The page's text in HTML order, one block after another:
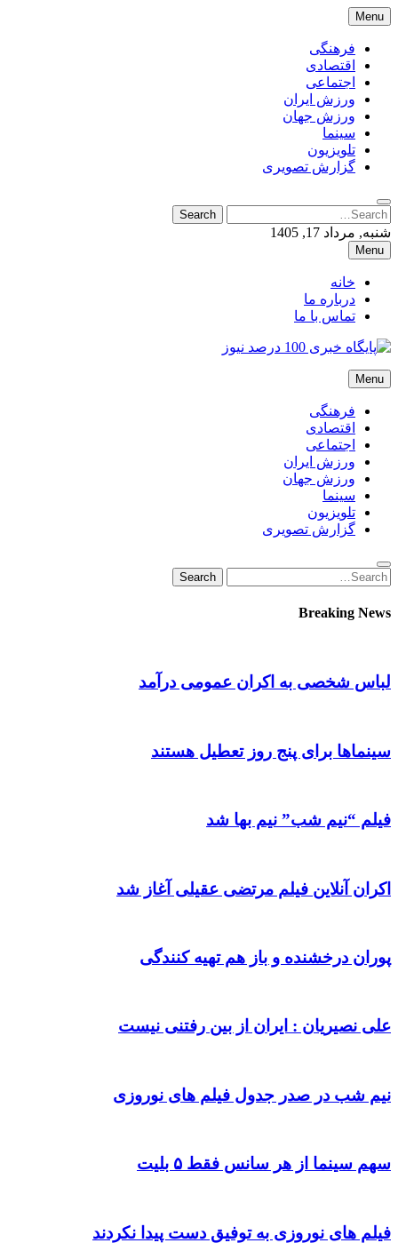
Skip
to
content
Menu
فرهنگی
اقتصادی
اجتماعی
ورزش ایران
ورزش جهان
سینما
تلویزیون
گزارش تصویری
Search
for:
Search
شنبه, مرداد 17, 1405
Menu
خانه
درباره ما
تماس با ما
پایگاه خبری 100 درصد نیوز
پایگاه خبری 100 درصد نیوز
Menu
فرهنگی
اقتصادی
اجتماعی
ورزش ایران
ورزش جهان
سینما
تلویزیون
گزارش تصویری
Search
for:
Search
Breaking News
لباس شخصی به اکران عمومی درآمد
سینماها برای پنج‌ روز تعطیل هستند
فیلم “نیم شب” نیم بها شد
اکران آنلاین فیلم مرتضی عقیلی آغاز شد
پوران درخشنده و باز هم تهیه کنندگی
علی نصیریان : ایران از بین رفتنی نیست
نیم شب در صدر جدول فیلم های نوروزی
سهم سینما از هر سانس فقط ۵ بلیت
فیلم های نوروزی به توفیق دست پیدا نکردند